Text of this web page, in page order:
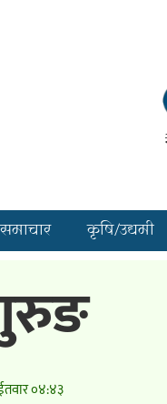
समाचार कृषि/उद्यमी
०४:४३